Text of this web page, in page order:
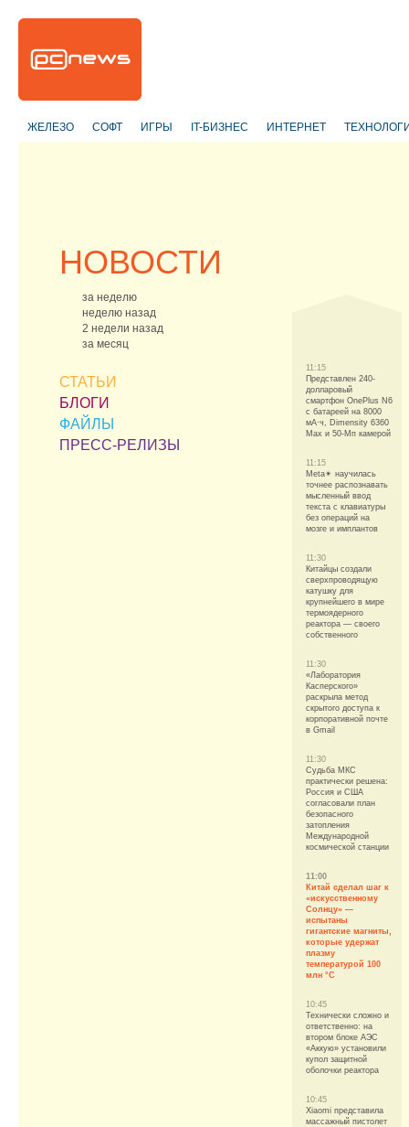
ЖЕЛЕЗО СОФТ ИГРЫ IT-БИЗНЕС ИНТЕРНЕТ
НОВОСТИ
за неделю
неделю назад
2 недели назад
за месяц
СТАТЬИ
БЛОГИ
ФАЙЛЫ
ПРЕСС-РЕЛИЗЫ
11:15
Представлен 240-
долларовый
смартфон OnePlus N6
с батареей на 8000
мА·ч, Dimensity 6360
Max и 50-Мп камерой
11:15
Meta✴ научилась
точнее распознавать
мысленный ввод
текста с клавиатуры
без операций на
мозге и имплантов
11:30
Китайцы создали
сверхпроводящую
катушку для
крупнейшего в мире
термоядерного
реактора — своего
собственного
11:30
«Лаборатория
Касперского»
раскрыла метод
скрытого доступа к
корпоративной почте
в Gmail
11:30
Судьба МКС
практически решена:
Россия и США
согласовали план
безопасного
затопления
Международной
космической станции
11:00
Китай сделал шаг к
«искусственному
Солнцу» —
испытаны
гигантские магниты,
которые удержат
плазму
температурой 100
млн °C
10:45
Технически сложно и
ответственно: на
втором блоке АЭС
«Аккую» установили
купол защитной
оболочки реактора
10:45
Xiaomi представила
массажный пистолет